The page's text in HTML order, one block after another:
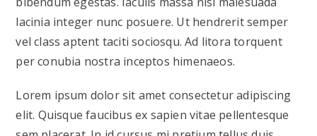
lacinia integer nunc posuere. Ut hendrerit semper
vel class aptent taciti sociosqu. Ad litora torquent
per conubia nostra inceptos himenaeos.
Lorem ipsum dolor sit amet consectetur adipiscing
elit. Quisque faucibus ex sapien vitae pellentesque